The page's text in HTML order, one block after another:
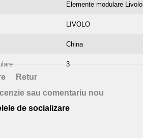
Elemente modulare Livolo
LIVOLO
China
3
Retur
sau comentariu nou
de socializare